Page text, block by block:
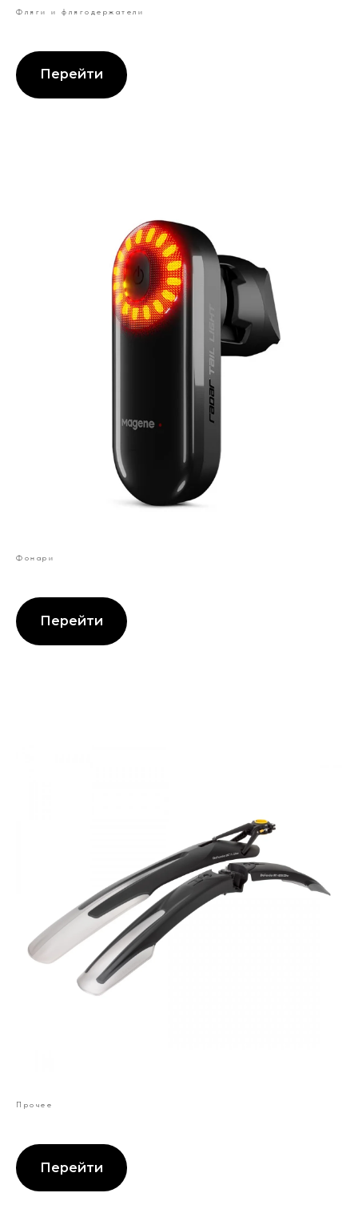
Фляги и флягодержатели
Перейти
Фонари
Перейти
Прочее
Перейти